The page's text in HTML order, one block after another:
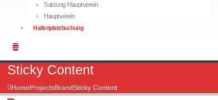
Satzung Hauptverein
Hauptverein
Hallenplatzbuchung
Sticky Content
HomeProjectsBrandSticky Content